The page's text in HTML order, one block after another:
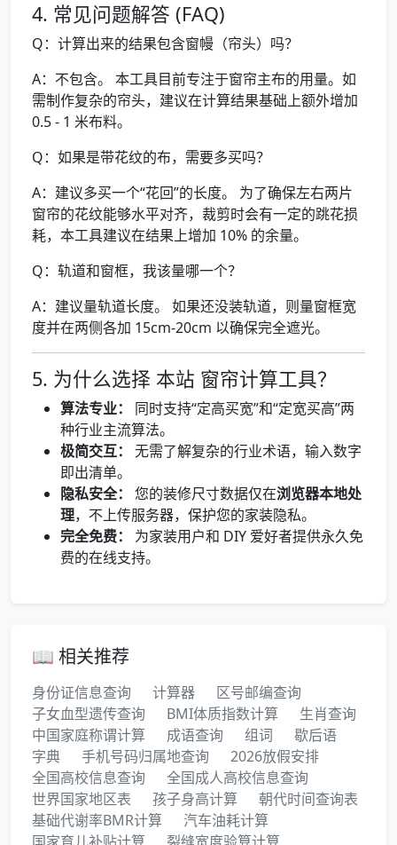
4. 常见问题解答 (FAQ)
Q：计算出来的结果包含窗幔（帘头）吗？
A：不包含。 本工具目前专注于窗帘主布的用量。如
需制作复杂的帘头，建议在计算结果基础上额外增加
0.5 - 1 米布料。
Q：如果是带花纹的布，需要多买吗？
A：建议多买一个“花回”的长度。 为了确保左右两片
窗帘的花纹能够水平对齐，裁剪时会有一定的跳花损
耗，本工具建议在结果上增加 10% 的余量。
Q：轨道和窗框，我该量哪一个？
A：建议量轨道长度。 如果还没装轨道，则量窗框宽
度并在两侧各加 15cm-20cm 以确保完全遮光。
5. 为什么选择 本站 窗帘计算工具？
算法专业：
同时支持“定高买宽”和“定宽买高”两
种行业主流算法。
极简交互：
无需了解复杂的行业术语，输入数字
即出清单。
隐私安全：
您的装修尺寸数据仅在浏览器本地处
理，不上传服务器，保护您的家装隐私。
完全免费：
为家装用户和 DIY 爱好者提供永久免
费的在线支持。
📖 相关推荐
身份证信息查询 计算器
区号邮编查询
子女血型遗传查询
BMI体质指数计算
生肖查询
中国家庭称谓计算
成语查询 组词
歇后语
字典
手机号码归属地查询
2026放假安排
全国高校信息查询
全国成人高校信息查询
世界国家地区表
孩子身高计算
朝代时间查询表
基础代谢率BMR计算
汽车油耗计算